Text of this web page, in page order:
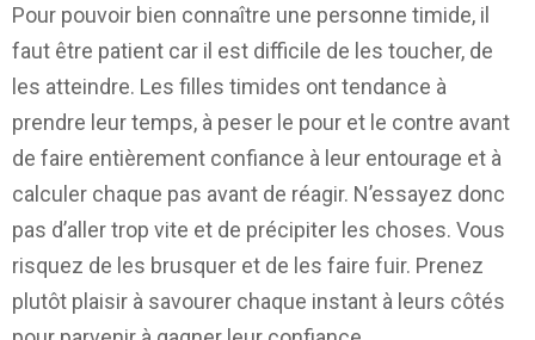
Pour pouvoir bien connaître une personne timide, il
faut être patient car il est difficile de les toucher, de
les atteindre. Les filles timides ont tendance à
prendre leur temps, à peser le pour et le contre avant
de faire entièrement confiance à leur entourage et à
calculer chaque pas avant de réagir. N’essayez donc
pas d’aller trop vite et de précipiter les choses. Vous
risquez de les brusquer et de les faire fuir. Prenez
plutôt plaisir à savourer chaque instant à leurs côtés